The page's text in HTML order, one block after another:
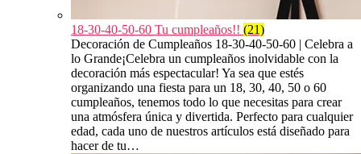
18-30-40-50-60 Tu cumpleaños!! (21)
Decoración de Cumpleaños 18-30-40-50-60 | Celebra a
lo Grande¡Celebra un cumpleaños inolvidable con la
decoración más espectacular! Ya sea que estés
organizando una fiesta para un 18, 30, 40, 50 o 60
cumpleaños, tenemos todo lo que necesitas para crear
una atmósfera única y divertida. Perfecto para cualquier
edad, cada uno de nuestros artículos está diseñado para
hacer de tu…